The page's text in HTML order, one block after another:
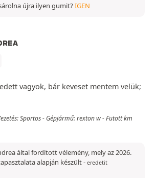
újra ilyen gumit?IGEN
vagyok, bár keveset mentem velük;
Sportos - Gépjármű: rexton w - Futott km
által fordított vélemény, mely az 2026.
alapján készült- eredetit